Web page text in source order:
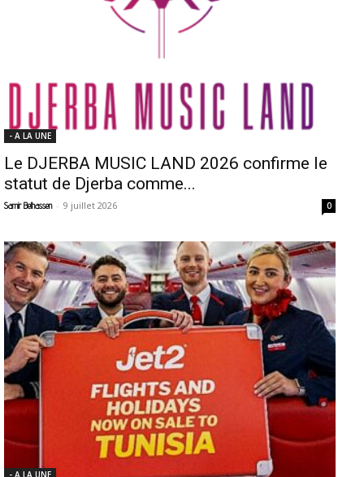
- A LA UNE
Le DJERBA MUSIC LAND 2026 confirme le
statut de Djerba comme...
Samir Belhassen - 9 juillet 2026 0
- A LA UNE